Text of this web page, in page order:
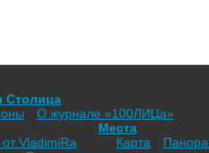
Столица
О журнале «100ЛИЦа»
VladimiRа
Места
Карта